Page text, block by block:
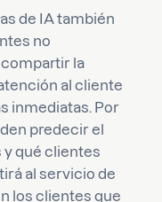
de IA también
no
la
al cliente
inmediatas. Por
predecir el
y qué clientes
al servicio de
los clientes que